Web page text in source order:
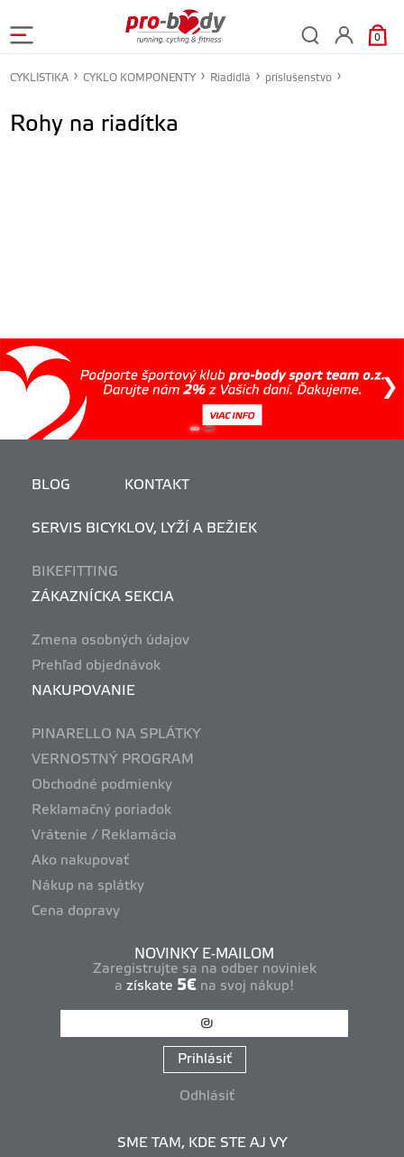
0
CYKLISTIKA CYKLO KOMPONENTY Riadidlá príslušenstvo
Rohy na riadítka
BLOG KONTAKT
SERVIS BICYKLOV, LYŽÍ A BEŽIEK
BIKEFITTING
ZÁKAZNÍCKA SEKCIA
Zmena osobných údajov
Prehľad objednávok
NAKUPOVANIE
PINARELLO NA SPLÁTKY
VERNOSTNÝ PROGRAM
Obchodné podmienky
Reklamačný poriadok
Vrátenie / Reklamácia
Ako nakupovať
Nákup na splátky
Cena dopravy
NOVINKY E-MAILOM
Zaregistrujte sa na odber noviniek
a získate 5€ na svoj nákup!
Prihlásiť
Odhlásiť
SME TAM, KDE STE AJ VY